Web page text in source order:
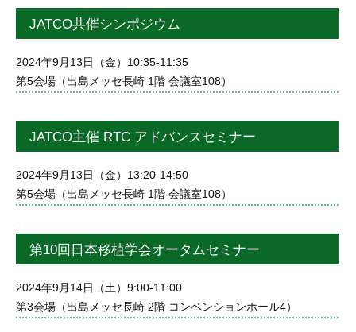
JATCO共催シンポジウム
2024年9月13日（金）10:35-11:35
第5会場（出島メッセ長崎 1階 会議室108）
JATCO主催 RTC アドバンスセミナー
2024年9月13日（金）13:20-14:50
第5会場（出島メッセ長崎 1階 会議室108）
第10回日本移植学会オータムセミナー
2024年9月14日（土）9:00-11:00
第3会場（出島メッセ長崎 2階 コンベンションホール4）